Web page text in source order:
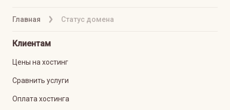
Главная Статус домена
Клиентам
Цены на хостинг
Сравнить услуги
Оплата хостинга